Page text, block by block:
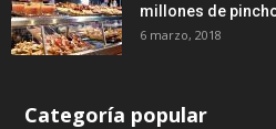
millones de
6 marzo, 2018
Categoría popular